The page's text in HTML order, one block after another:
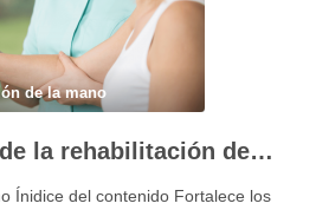
de la mano
La importancia de la rehabilitación de la mano personalizada
Ínidice del contenido Fortalece los